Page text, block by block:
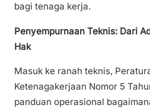
bagi tenaga kerja.
Penyempurnaan Teknis: Dari
Hak
Masuk ke ranah teknis,
Ketenagakerjaan Nomor 5
panduan operasional